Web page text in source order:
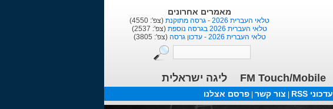
בלוגים אחרונים
הנוסע בזמן(צפ': 2040)
טוטנהאם הוטספר :כי מנור יותר וינר ...(צפ': 4400)
ורדר ברמן -מחזירים את גרמניה לירוקה(צפ': 4018)
FM Touch/Mobile
ליגה ישראלית
עדכוני RSS צור קשר פרסם אצלנו